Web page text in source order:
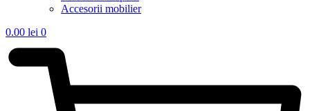
Accesorii mobilier
0.00 lei 0